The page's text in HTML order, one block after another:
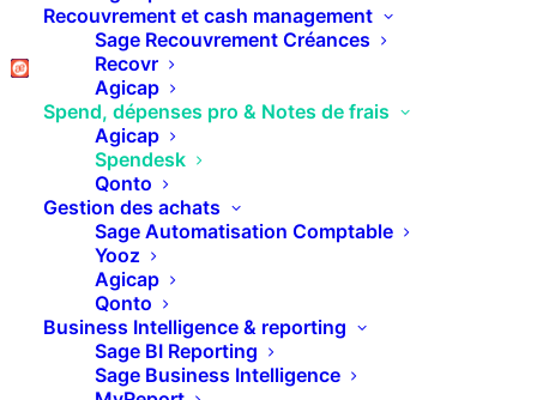
Recouvrement et cash management
Sage Recouvrement Créances
Recovr
Agicap
Spend, dépenses pro & Notes de frais
Agicap
Spendesk
Qonto
Gestion des achats
Sage Automatisation Comptable
Yooz
Agicap
Qonto
Business Intelligence & reporting
Sage BI Reporting
Sage Business Intelligence
Spendesk est une plateforme SaaS (cloud)
qui centralise la gestion des dépenses
professionnelles sur une interface unique :
factures, notes de frais, paiements par
carte, etc. Adaptée aux TPE, PME et
startups, elle simplifie le suivi quotidien et
offre plus de contrôle, de visibilité et
d’automatisation que les outils manuels ou
Excel.